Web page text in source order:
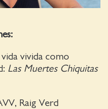
vivida como
Las Muertes Chiquitas
Raig Verd